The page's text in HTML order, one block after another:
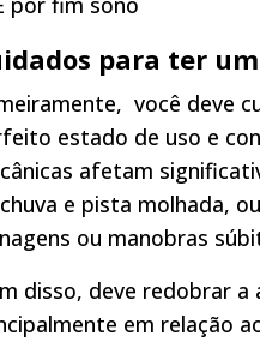
para ter
você deve
estado de uso e
afetam
e pista molhada,
ou manobras
disso, deve redobrar
em relação